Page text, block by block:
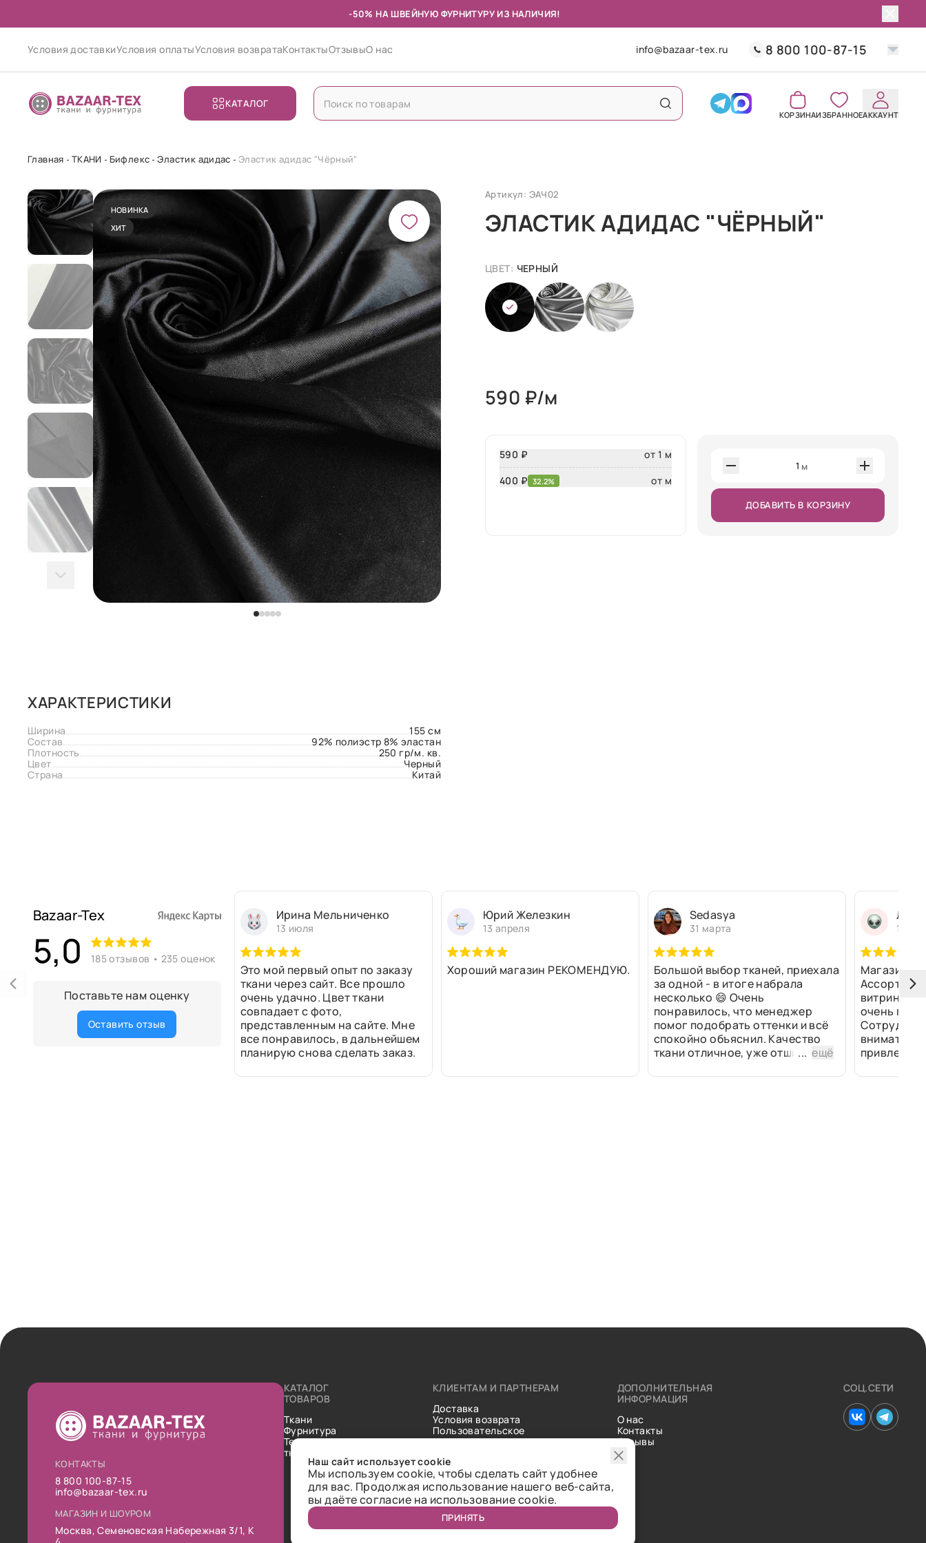
-50% НА ШВЕЙНУЮ ФУРНИТУРУ ИЗ НАЛИЧИЯ!
Условия доставкиУсловия оплатыУсловия возвратаКонтактыОтзывыО нас info@bazaar-tex.ru 8 800 100-87-15
КАТАЛОГ
КОРЗИНАИЗБРАННОЕАККАУНТ
Главная ТКАНИ Бифлекс Эластик адидас Эластик адидас "Чёрный"
НОВИНКА
ХИТ
Артикул: ЭАЧ02
ЭЛАСТИК АДИДАС "ЧЁРНЫЙ"
ЦВЕТ: ЧЕРНЫЙ
590 ₽/м
590 ₽
от 1 м
400 ₽ 32.2% от м
1 м
ДОБАВИТЬ В КОРЗИНУ
ХАРАКТЕРИСТИКИ
Ширина
155 см
Состав
92% полиэстр 8% эластан
Плотность
250 гр/м. кв.
Цвет
Черный
Страна
Китай
Bazaar-Tex
5,0 185 отзывов • 235 оценок
Поставьте нам оценку
Оставить отзыв
Ирина Мельниченко
13 июля
Это мой первый опыт по заказу
ткани через сайт. Все прошло
очень удачно. Цвет ткани
совпадает с фото,
представленным на сайте. Мне
все понравилось, в дальнейшем
планирую снова сделать заказ.
Юрий Железкин
13 апреля
Хороший магазин РЕКОМЕНДУЮ.
Sedasya
31 марта
Большой выбор тканей, приехала
за одной - в итоге набрала
несколько 😄 Очень
понравилось, что менеджер
помог подобрать оттенки и всё
спокойно объяснил. Качество
ткани отличное, уже отшили...ещё
13
Магазин
витринах
очень
привлек
рулоны
КОНТАКТЫ
8 800 100-87-15
info@bazaar-tex.ru
МАГАЗИН И ШОУРОМ
Москва, Семеновская Набережная 3/1, К
КАТАЛОГ
ТОВАРОВ
Ткани
Фурнитура
Технические
ткани
КЛИЕНТАМ И ПАРТНЕРАМ
Доставка
Условия возврата
Пользовательское
соглашение
Статьи
ДОПОЛНИТЕЛЬНАЯ
ИНФОРМАЦИЯ
О нас
Контакты
Отзывы
СОЦ.СЕТИ
Наш сайт использует cookie
Мы используем cookie, чтобы сделать сайт удобнее
для вас. Продолжая использование нашего веб-сайта,
вы даёте согласие на использование cookie.
ПРИНЯТЬ